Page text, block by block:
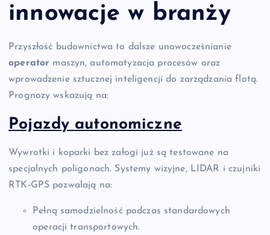
innowacje w branży
Przyszłość budownictwa to dalsze unowocześnianie
operator maszyn, automatyzacja procesów oraz
wprowadzenie sztucznej inteligencji do zarządzania flotą.
Prognozy wskazują na:
Pojazdy autonomiczne
Wywrotki i koparki bez załogi już są testowane na
specjalnych poligonach. Systemy wizyjne, LIDAR i czujniki
RTK-GPS pozwalają na:
Pełną samodzielność podczas standardowych
operacji transportowych.